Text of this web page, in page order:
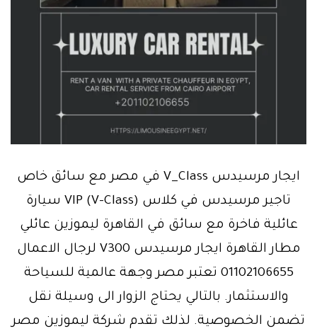
ايجار مرسيدس V_Class في مصر مع سائق خاص
تاجير مرسيدس في كلاس (V-Class) VIP سيارة
عائلية فاخرة مع سائق في القاهرة ليموزين عائلي
مطار القاهرة ايجار مرسيدس V300 لرجال الاعمال
01102106655 تعتبر مصر وجهة عالمية للسياحة
والاستثمار. بالتالي يحتاج الزوار الى وسيلة نقل
تضمن الخصوصية. لذلك تقدم شركة ليموزين مصر